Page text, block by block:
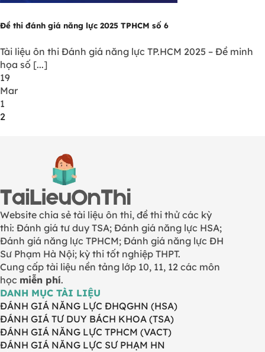
Đề thi đánh giá năng lực 2025 TPHCM số 6
Tài liệu ôn thi Đánh giá năng lực TP.HCM 2025 – Đề minh
họa số [...]
19
Mar
1
2
Website chia sẻ tài liệu ôn thi, đề thi thử các kỳ
thi: Đánh giá tư duy TSA; Đánh giá năng lực HSA;
Đánh giá năng lực TPHCM; Đánh giá năng lực ĐH
Sư Phạm Hà Nội; kỳ thi tốt nghiệp THPT.
Cung cấp tài liệu nền tảng lớp 10, 11, 12 các môn
học miễn phí.
DANH MỤC TÀI LIỆU
ĐÁNH GIÁ NĂNG LỰC ĐHQGHN (HSA)
ĐÁNH GIÁ TƯ DUY BÁCH KHOA (TSA)
ĐÁNH GIÁ NĂNG LỰC TPHCM (VACT)
ĐÁNH GIÁ NĂNG LỰC SƯ PHẠM HN